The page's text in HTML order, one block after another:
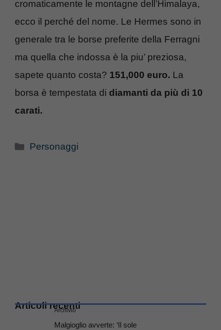
cromaticamente le montagne dell’Himalaya,
ecco il perché del nome. Le Hermes sono in
generale tra le borse preferite della Ferragni
ma quella che indossa è la piu’ preziosa,
sapete quanto costa? 151,000 euro. La
borsa è tempestata di diamanti da più di 10
carati.
Categorie
Personaggi
Articoli recenti
Archivio
Malgioglio avverte: ‘Il sole